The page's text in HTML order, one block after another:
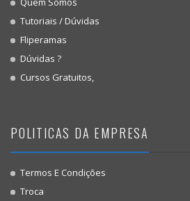
Tutoriais / Dúvidas
Fliperamas
Dúvidas ?
Cursos Gratuitos,
POLITICAS DA EMPRESA
Termos E Condições
Troca